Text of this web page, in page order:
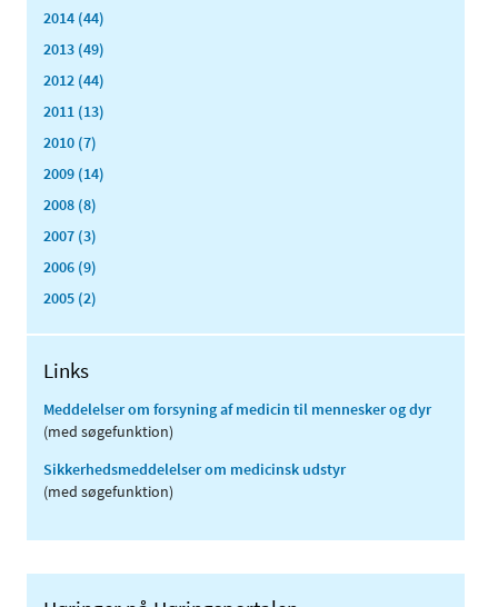
2014 (44)
2013 (49)
2012 (44)
2011 (13)
2010 (7)
2009 (14)
2008 (8)
2007 (3)
2006 (9)
2005 (2)
Links
Meddelelser om forsyning af medicin til mennesker og dyr
(med søgefunktion)
Sikkerhedsmeddelelser om medicinsk udstyr
(med søgefunktion)